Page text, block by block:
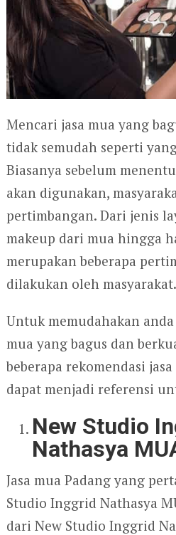
Mencari jasa mua yang
tidak semudah seperti
Biasanya sebelum
akan digunakan,
pertimbangan. Dari jenis
makeup dari mua hingga
merupakan beberapa
dilakukan oleh masyarakat.
Untuk memudahakan
mua yang bagus dan
beberapa rekomendasi
dapat menjadi referensi
New Studio
Nathasya
Jasa mua Padang yang
Studio Inggrid Nathasya
dari New Studio Inggrid